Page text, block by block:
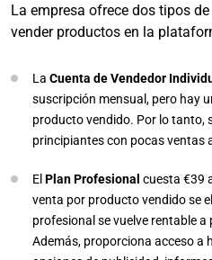
La empresa ofrece dos tipos
vender productos en la
La Cuenta de Vendedor
suscripción mensual, pero hay
producto vendido. Por lo tanto,
principiantes con pocas ventas
El Plan Profesional cuesta €39
venta por producto vendido se
profesional se vuelve rentable
Además, proporciona acceso a